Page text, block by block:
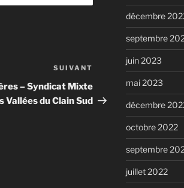
suivant
SUIVANT
– Syndicat Mixte
Vallées du Clain Sud
décembre
septembre
juin 2023
mai 2023
décembre
octobre 2022
septembre
juillet 2022